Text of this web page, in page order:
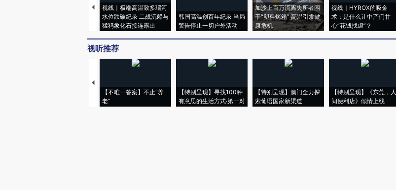
视线｜极端高温致多瑙河
水位跌破纪录 二战沉船与
猛犸象化石接连露出
韩国高温创百年纪录 当局
警告停止一切户外活动
加沙上百万流离失所者困
于“塑料烤箱” 高温引发健
康危机
视线｜HYROX的吸金
术：是什么让中产们甘
心“花钱找虐”？
视听推荐
【不唯一答案】不止“养
老”
【特别呈现】寻找100种
有意思的生活方式·第一对
【特别呈现】澳门全力探
索葡语国家新渠道
【特别呈现】《东莞，人
间便利店》倾情上线